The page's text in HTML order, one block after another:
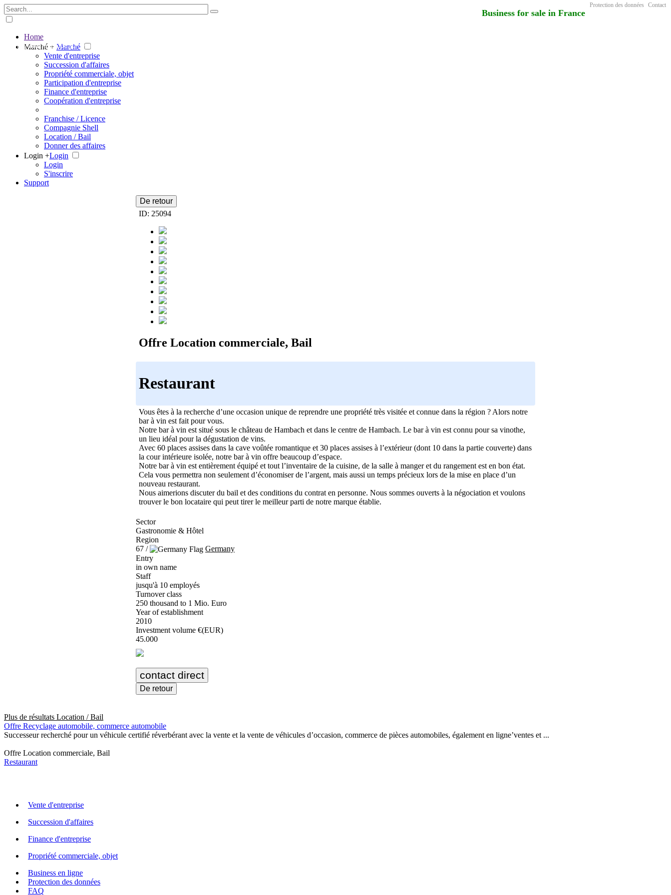
Business for sale in France
The big marketplace for business
Protection des données Contact
Home
Marché + Marché
Vente d'entreprise
Succession d'affaires
Propriété commerciale, objet
Participation d'entreprise
Finance d'entreprise
Coopération d'entreprise
Franchise / Licence
Compagnie Shell
Location / Bail
Donner des affaires
Login +Login
Login
S'inscrire
Support
De retour
ID: 25094
Offre Location commerciale, Bail
Restaurant
Vous êtes à la recherche d’une occasion unique de reprendre une propriété très visitée et connue dans la région ? Alors notre
bar à vin est fait pour vous.
Notre bar à vin est situé sous le château de Hambach et dans le centre de Hambach. Le bar à vin est connu pour sa vinothe,
un lieu idéal pour la dégustation de vins.
Avec 60 places assises dans la cave voûtée romantique et 30 places assises à l’extérieur (dont 10 dans la partie couverte) dans
la cour intérieure isolée, notre bar à vin offre beaucoup d’espace.
Notre bar à vin est entièrement équipé et tout l’inventaire de la cuisine, de la salle à manger et du rangement est en bon état.
Cela vous permettra non seulement d’économiser de l’argent, mais aussi un temps précieux lors de la mise en place d’un
nouveau restaurant.
Nous aimerions discuter du bail et des conditions du contrat en personne. Nous sommes ouverts à la négociation et voulons
trouver le bon locataire qui peut tirer le meilleur parti de notre marque établie.
Sector
Gastronomie & Hôtel
Region
67 /
Germany
Entry
in own name
Staff
jusqu'à 10 employés
Turnover class
250 thousand to 1 Mio. Euro
Year of establishment
2010
Investment volume €(EUR)
45.000
contact direct
De retour
Plus de résultats Location / Bail
Offre Recyclage automobile, commerce automobile
Successeur recherché pour un véhicule certifié réverbérant avec la vente et la vente de véhicules d’occasion, commerce de pièces automobiles, également en ligne’ventes et ...
Offre Location commerciale, Bail
Restaurant
Vente d'entreprise
Succession d'affaires
Finance d'entreprise
Propriété commerciale, objet
Business en ligne
Protection des données
FAQ